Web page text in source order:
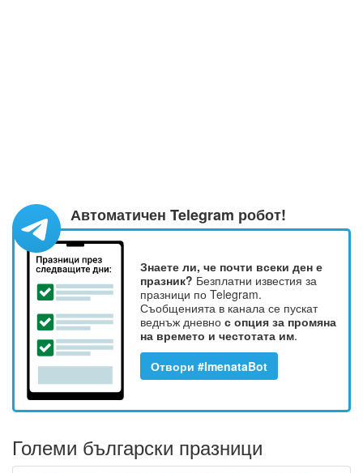
Автоматичен Telegram робот!
Знаете ли, че почти всеки ден е
празник? Безплатни известия за
празници по Telegram.
Съобщенията в канала се пускат
веднъж дневно с опция за промяна
на времето и честотата им.
Отвори #ImenataBot
Големи български празници